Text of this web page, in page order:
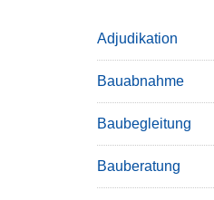
Adjudikation
Bauabnahme
Baubegleitung
Bauberatung